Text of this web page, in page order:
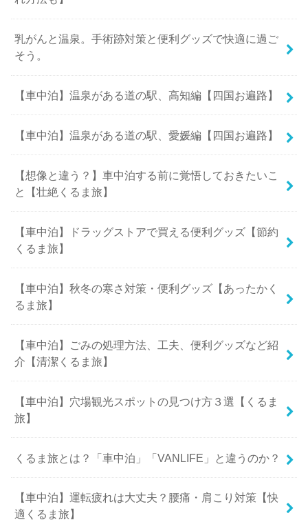
乳がんと温泉。手術跡対策と便利グッズで快適に過ご
そう。
【車中泊】温泉がある道の駅、高知編【四国お遍路】
【車中泊】温泉がある道の駅、愛媛編【四国お遍路】
【想像と違う？】車中泊する前に覚悟しておきたいこ
と【壮絶くるま旅】
【車中泊】ドラッグストアで買える便利グッズ【節約
くるま旅】
【車中泊】秋冬の寒さ対策・便利グッズ【あったかく
るま旅】
【車中泊】ごみの処理方法、工夫、便利グッズなど紹
介【清潔くるま旅】
【車中泊】穴場観光スポットの見つけ方３選【くるま
旅】
くるま旅とは？「車中泊」「VANLIFE」と違うのか？
【車中泊】運転疲れは大丈夫？腰痛・肩こり対策【快
適くるま旅】